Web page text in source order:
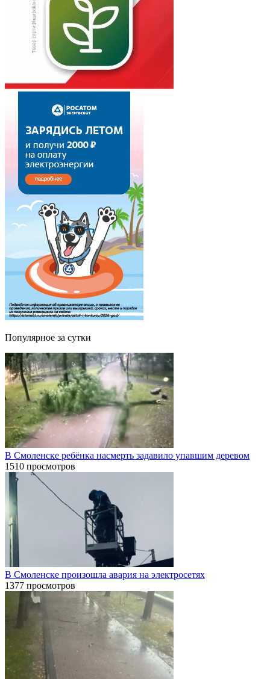
Популярное за сутки
В Смоленске ребёнка насмерть задавило упавшим деревом
1510 просмотров
В Смоленске произошла авария на электросетях
1377 просмотров